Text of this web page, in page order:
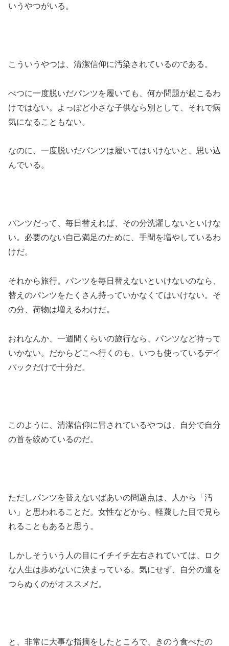
いうやつがいる。
こういうやつは、清潔信仰に汚染されているのである。
べつに一度脱いだパンツを履いても、何か問題が起こるわ
けではない。よっぽど小さな子供なら別として、それで病
気になることもない。
なのに、一度脱いだパンツは履いてはいけないと、思い込
んでいる。
パンツだって、毎日替えれば、その分洗濯しないといけな
い。必要のない自己満足のために、手間を増やしているわ
けだ。
それから旅行。パンツを毎日替えないといけないのなら、
替えのパンツをたくさん持っていかなくてはいけない。そ
の分、荷物は増えるわけだ。
おれなんか、一週間くらいの旅行なら、パンツなど持って
いかない。だからどこへ行くのも、いつも使っているデイ
パックだけで十分だ。
このように、清潔信仰に冒されているやつは、自分で自分
の首を絞めているのだ。
ただしパンツを替えないばあいの問題点は、人から「汚
い」と思われることだ。女性などから、軽蔑した目で見ら
れることもあると思う。
しかしそういう人の目にイチイチ左右されていては、ロク
な人生は歩めないに決まっている。気にせず、自分の道を
つらぬくのがオススメだ。
と、非常に大事な指摘をしたところで、きのう食べたの